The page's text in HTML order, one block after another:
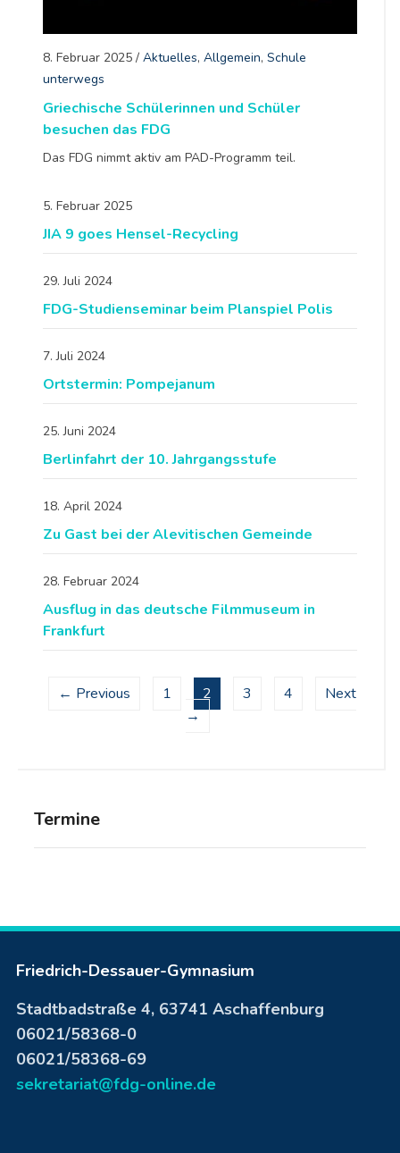
Termine
8. Februar 2025/ Aktuelles, Allgemein, Schule
unterwegs
Griechische Schülerinnen und Schüler
besuchen das FDG
Das FDG nimmt aktiv am PAD-Programm teil.
5. Februar 2025
JIA 9 goes Hensel-Recycling
29. Juli 2024
FDG-Studienseminar beim Planspiel Polis
7. Juli 2024
Ortstermin: Pompejanum
25. Juni 2024
Berlinfahrt der 10. Jahrgangsstufe
18. April 2024
Zu Gast bei der Alevitischen Gemeinde
28. Februar 2024
Ausflug in das deutsche Filmmuseum in
Frankfurt
← Previous 1 2 3 4
Next
→
Friedrich-Dessauer-Gymnasium
Stadtbadstraße 4, 63741 Aschaffenburg
06021/58368-0
06021/58368-69
sekretariat@fdg-online.de